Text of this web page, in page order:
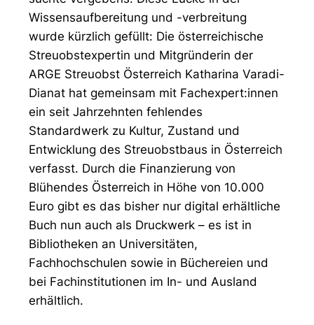
Wissensaufbereitung und -verbreitung
wurde kürzlich gefüllt: Die österreichische
Streuobstexpertin und Mitgründerin der
ARGE Streuobst Österreich Katharina Varadi-
Dianat hat gemeinsam mit Fachexpert:innen
ein seit Jahrzehnten fehlendes
Standardwerk zu Kultur, Zustand und
Entwicklung des Streuobstbaus in Österreich
verfasst. Durch die Finanzierung von
Blühendes Österreich in Höhe von 10.000
Euro gibt es das bisher nur digital erhältliche
Buch nun auch als Druckwerk – es ist in
Bibliotheken an Universitäten,
Fachhochschulen sowie in Büchereien und
bei Fachinstitutionen im In- und Ausland
erhältlich.